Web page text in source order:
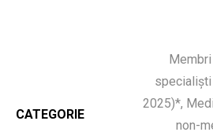
CATEGORIE
2025)*,
non-